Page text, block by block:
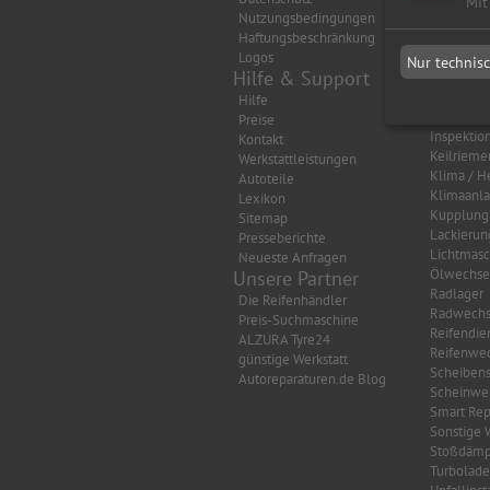
Nutzungsbedingungen
Haftungsbeschränkung
Logos
Hilfe & Support
Hilfe
Preise
Kontakt
Werkstattleistungen
Autoteile
Lexikon
Sitemap
Presseberichte
Neueste Anfragen
Unsere Partner
Die Reifenhändler
Preis-Suchmaschine
ALZURA Tyre24
günstige Werkstatt
Autoreparaturen.de Blog
Bremsen
Getriebe
Inspektion
Klima /
Kupplung
Radlager
Smart
Sonstige
Nur